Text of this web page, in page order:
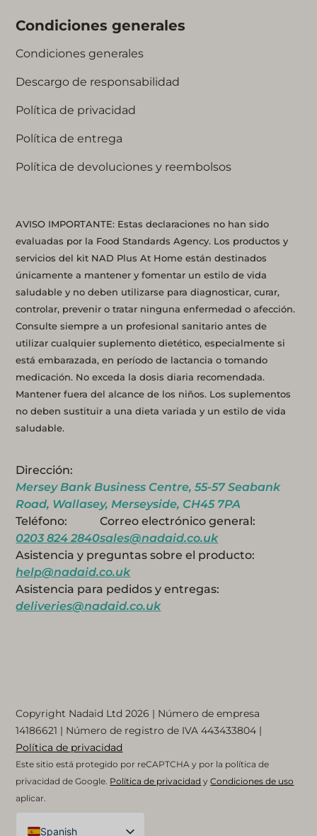
AVISO IMPORTANTE: Estas declaraciones no han sido
evaluadas por la Food Standards Agency. Los productos y
servicios del kit NAD Plus At Home están destinados
únicamente a mantener y fomentar un estilo de vida
saludable y no deben utilizarse para diagnosticar, curar,
controlar, prevenir o tratar ninguna enfermedad o afección.
Consulte siempre a un profesional sanitario antes de
utilizar cualquier suplemento dietético, especialmente si
está embarazada, en período de lactancia o tomando
medicación. No exceda la dosis diaria recomendada.
Mantener fuera del alcance de los niños. Los suplementos
no deben sustituir a una dieta variada y un estilo de vida
saludable.
Dirección:
Mersey Bank Business Centre, 55-57 Seabank
Road, Wallasey, Merseyside, CH45 7PA
Teléfono:
0203 824 2840
Correo electrónico general:
sales@nadaid.co.uk
Asistencia y preguntas sobre el producto:
help@nadaid.co.uk
Asistencia para pedidos y entregas:
deliveries@nadaid.co.uk
Condiciones generales
Condiciones generales
Descargo de responsabilidad
Política de privacidad
Política de entrega
Política de devoluciones y reembolsos
Copyright Nadaid Ltd 2026 | Número de empresa
14186621 | Número de registro de IVA443433804 |
Política de privacidad
Este sitio está protegido por reCAPTCHA y por la política de
privacidad de Google. Política de privacidad yCondiciones de uso
aplicar.
Spanish